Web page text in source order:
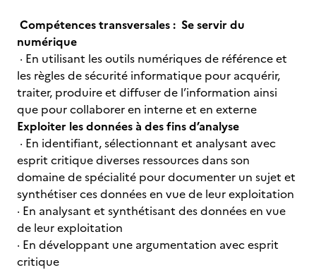
Compétences transversales : Se servir du
numérique
· En utilisant les outils numériques de référence et
les règles de sécurité informatique pour acquérir,
traiter, produire et diffuser de l’information ainsi
que pour collaborer en interne et en externe
Exploiter les données à des fins d’analyse
· En identifiant, sélectionnant et analysant avec
esprit critique diverses ressources dans son
domaine de spécialité pour documenter un sujet et
synthétiser ces données en vue de leur exploitation
· En analysant et synthétisant des données en vue
de leur exploitation
· En développant une argumentation avec esprit
critique